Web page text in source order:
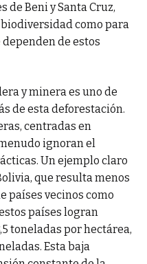
Beni y Santa Cruz,
como para
de estos
y minera es uno de
de esta deforestación.
centradas en
ignoran el
Un ejemplo claro
que resulta menos
países vecinos como
países logran
toneladas por hectárea,
Esta baja